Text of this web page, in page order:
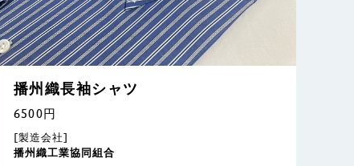
播州織長袖シャツ
6500円
[製造会社]
播州織工業協同組合